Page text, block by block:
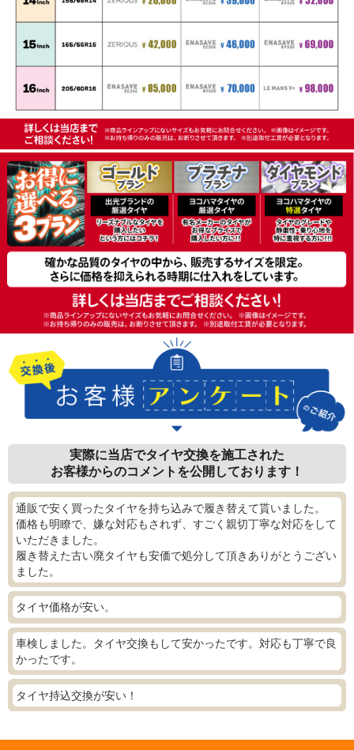
実際に当店でタイヤ交換を施工された
お客様からのコメントを公開しております！
通販で安く買ったタイヤを持ち込みで履き替えて貰いました。
価格も明瞭で、嫌な対応もされず、すごく親切丁寧な対応をして
いただきました。
履き替えた古い廃タイヤも安価で処分して頂きありがとうござい
ました。
タイヤ価格が安い。
車検しました。タイヤ交換もして安かったです。対応も丁寧で良
かったです。
タイヤ持込交換が安い！